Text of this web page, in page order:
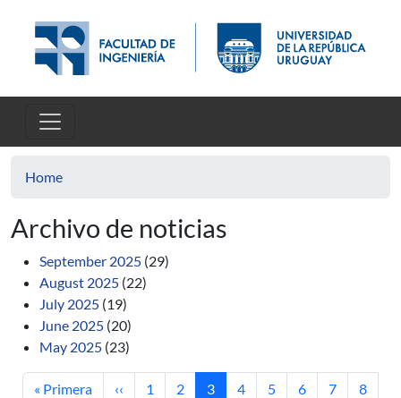
Home
Archivo de noticias
September 2025 (29)
August 2025 (22)
July 2025 (19)
June 2025 (20)
May 2025 (23)
First page
« Primera Previous page
‹‹ Page
1 Page
2 Current page
3 Page
4 Page
5 Page
6 Page
7 Page
8